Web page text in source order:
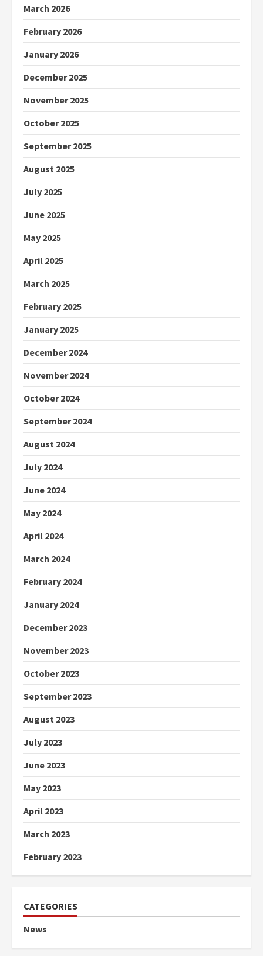
March 2026
February 2026
January 2026
December 2025
November 2025
October 2025
September 2025
August 2025
July 2025
June 2025
May 2025
April 2025
March 2025
February 2025
January 2025
December 2024
November 2024
October 2024
September 2024
August 2024
July 2024
June 2024
May 2024
April 2024
March 2024
February 2024
January 2024
December 2023
November 2023
October 2023
September 2023
August 2023
July 2023
June 2023
May 2023
April 2023
March 2023
February 2023
CATEGORIES
News